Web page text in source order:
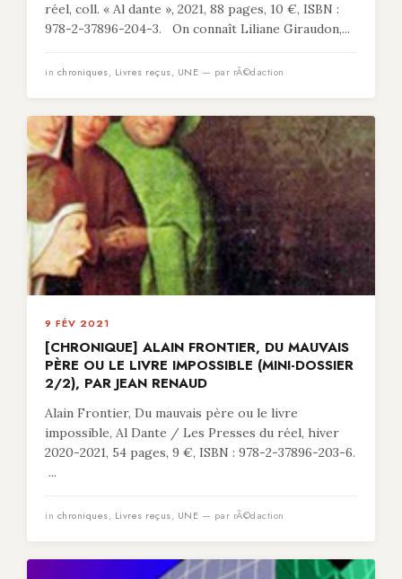
réel, coll. « Al dante », 2021, 88 pages, 10 €, ISBN :
978-2-37896-204-3. On connaît Liliane Giraudon,...
in chroniques, Livres reçus, UNE — par rÃ©daction
9 FÉV 2021
[CHRONIQUE] ALAIN FRONTIER, DU MAUVAIS
PÈRE OU LE LIVRE IMPOSSIBLE (MINI-DOSSIER
2/2), PAR JEAN RENAUD
Alain Frontier, Du mauvais père ou le livre
impossible, Al Dante / Les Presses du réel, hiver
2020-2021, 54 pages, 9 €, ISBN : 978-2-37896-203-6.
...
in chroniques, Livres reçus, UNE — par rÃ©daction